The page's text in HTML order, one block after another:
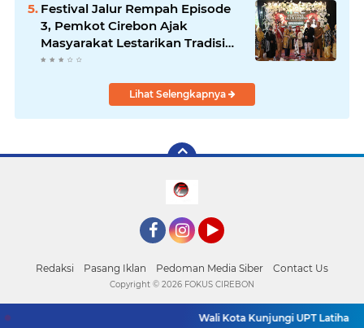
Festival Jalur Rempah Episode
3, Pemkot Cirebon Ajak
Masyarakat Lestarikan Tradisi
Jamu sebagai Warisan Budaya
Lihat Selengkapnya
Redaksi Pasang Iklan Pedoman Media Siber Contact Us
Wali Kota Kunjungi UPT Latihan
Copyright © 2026 FOKUS CIREBON